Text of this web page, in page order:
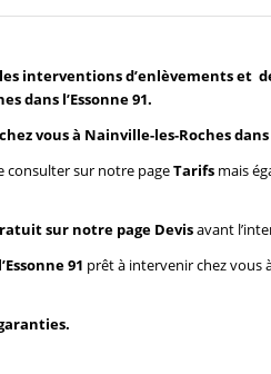
les interventions d’enlèvements et
dans l’Essonne 91.
vous à Nainville-les-Roches dans
consulter sur notre pageTarifs mais
sur notre page Devisavant
l’Essonne 91 prêt à intervenir chez vous